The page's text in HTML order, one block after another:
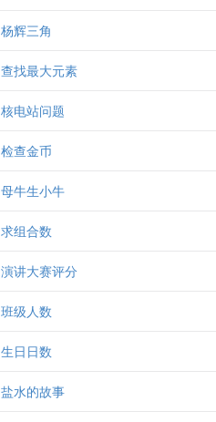
杨辉三角
查找最大元素
核电站问题
检查金币
母牛生小牛
求组合数
演讲大赛评分
班级人数
生日日数
盐水的故事